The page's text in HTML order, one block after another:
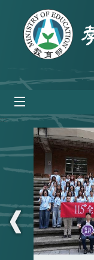
跳到主要內容區塊
:::